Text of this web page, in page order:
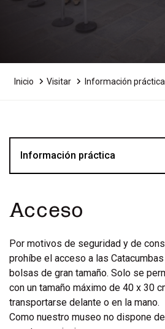
Inicio Visitar Información práctica
Información práctica
Acceso
Por motivos de seguridad y de
prohíbe el acceso a las
bolsas de gran tamaño. Solo se
con un tamaño máximo de 40 x 30
transportarse delante o en la mano.
Como nuestro museo no dispone